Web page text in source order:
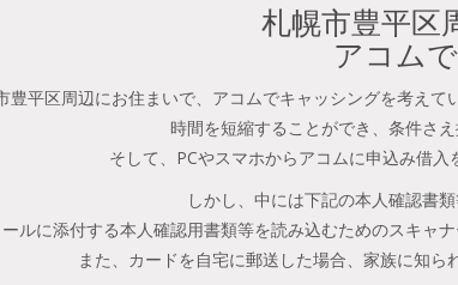
札幌市豊平区
アコム
豊平区周辺にお住まいで、アコムでキャッシングを考え
時間を短縮することができ、条件さ
そして、PCやスマホからアコムに申込み借
しかし、中には下記の本人確認書
ルに添付する本人確認用書類等を読み込むためのスキャ
また、カードを自宅に郵送した場合、家族に知ら